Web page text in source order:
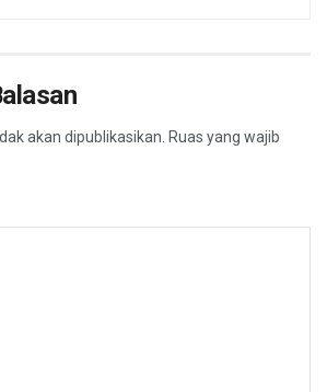
akan dipublikasikan. Ruas yang wajib